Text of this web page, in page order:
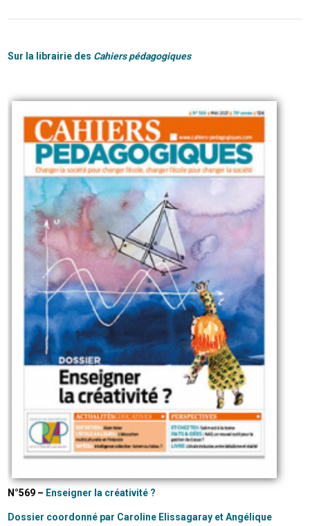
Sur la librairie des Cahiers pédagogiques
N°569 – Enseigner la créativité ?
Dossier coordonné par Caroline Elissagaray et Angélique